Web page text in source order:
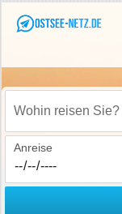
Wohin reisen Sie?
Anreise